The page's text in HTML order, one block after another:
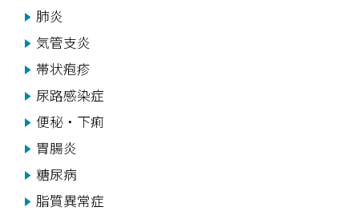
肺炎
気管支炎
帯状疱疹
尿路感染症
便秘・下痢
胃腸炎
糖尿病
脂質異常症